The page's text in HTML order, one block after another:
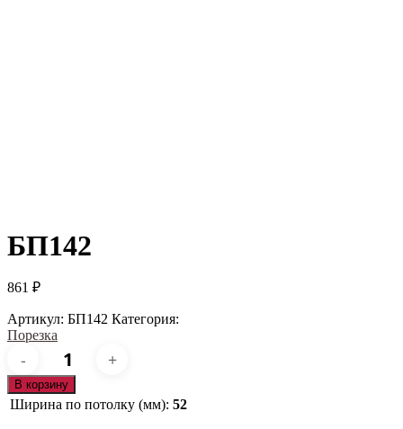
БП142
861 ₽
Артикул: БП142 Категория:
Порезка
Количество
товара
БП142
В корзину
Ширина по потолку (мм): 52